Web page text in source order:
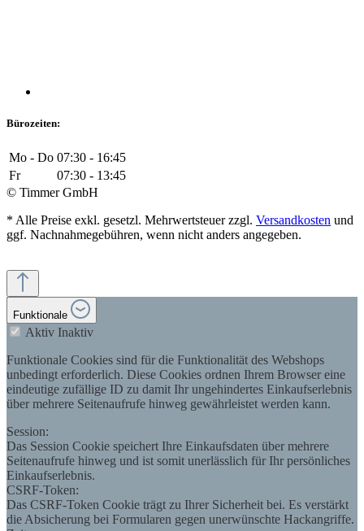
Bürozeiten:
Mo - Do 07:30 - 16:45
Fr
07:30 - 13:45
© Timmer GmbH
* Alle Preise exkl. gesetzl. Mehrwertsteuer zzgl. Versandkosten und
ggf. Nachnahmegebühren, wenn nicht anders angegeben.
Funktionale
Aktiv Inaktiv
Funktionale Cookies sind für die Funktionalität des Webshops
unbedingt erforderlich. Diese Cookies ordnen Ihrem Browser eine
eindeutige zufällige ID zu damit Ihr ungehindertes Einkaufserlebnis
über mehrere Seitenaufrufe hinweg gewährleistet werden kann.
Session:
Das Session Cookie speichert Ihre Einkaufsdaten über mehrere
Seitenaufrufe hinweg und ist somit unerlässlich für Ihr persönliches
Einkaufserlebnis.
CSRF-Token:
Das CSRF-Token Cookie trägt zu Ihrer Sicherheit bei. Es verstärkt
die Absicherung bei Formularen gegen unerwünschte Hackangriffe.